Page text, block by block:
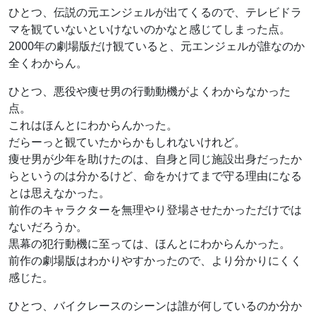
ひとつ、伝説の元エンジェルが出てくるので、テレビドラ
マを観ていないといけないのかなと感じてしまった点。
2000年の劇場版だけ観ていると、元エンジェルが誰なのか
全くわからん。
ひとつ、悪役や痩せ男の行動動機がよくわからなかった
点。
これはほんとにわからんかった。
だらーっと観ていたからかもしれないけれど。
痩せ男が少年を助けたのは、自身と同じ施設出身だったか
らというのは分かるけど、命をかけてまで守る理由になる
とは思えなかった。
前作のキャラクターを無理やり登場させたかっただけでは
ないだろうか。
黒幕の犯行動機に至っては、ほんとにわからんかった。
前作の劇場版はわかりやすかったので、より分かりにくく
感じた。
ひとつ、バイクレースのシーンは誰が何しているのか分か